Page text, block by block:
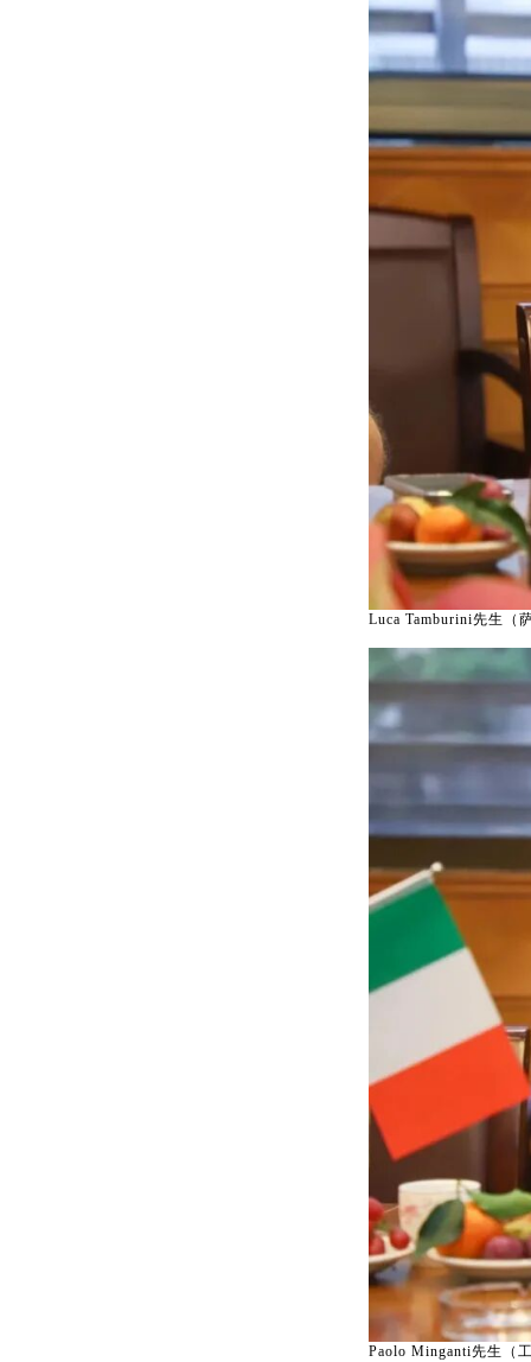
Luca Tamburini先生（
Paolo Minganti先生（